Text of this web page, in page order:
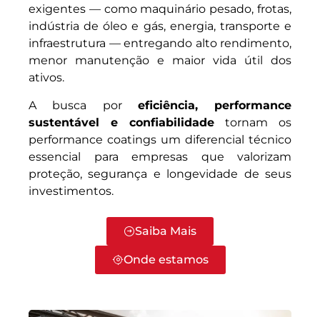
exigentes — como maquinário pesado, frotas,
indústria de óleo e gás, energia, transporte e
infraestrutura — entregando alto rendimento,
menor manutenção e maior vida útil dos
ativos.
A busca por eficiência, performance
sustentável e confiabilidade tornam os
performance coatings um diferencial técnico
essencial para empresas que valorizam
proteção, segurança e longevidade de seus
investimentos.
Saiba Mais
Onde estamos